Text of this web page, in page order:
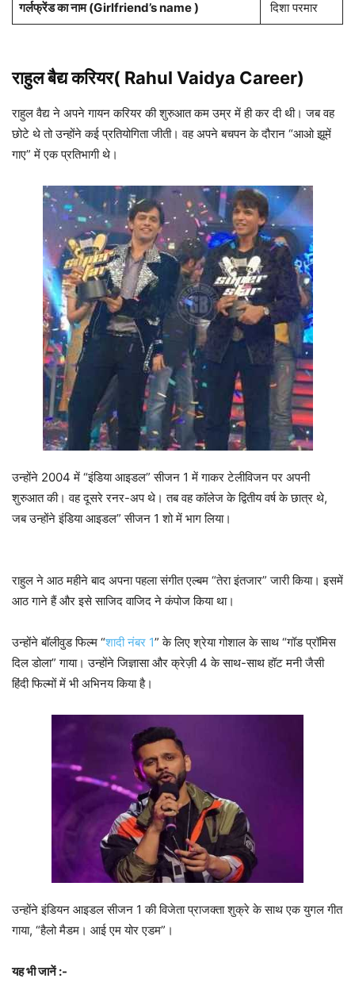
गर्लफ्रेंड का नाम (Girlfriend’s name ) दिशा परमार
राहुल बैद्य करियर( Rahul Vaidya Career)
राहुल वैद्य ने अपने गायन करियर की शुरुआत कम उम्र में ही कर दी थी। जब वह
छोटे थे तो उन्होंने कई प्रतियोगिता जीती। वह अपने बचपन के दौरान “आओ झूमें
गाए” में एक प्रतिभागी थे।
उन्होंने 2004 में “इंडिया आइडल” सीजन 1 में गाकर टेलीविजन पर अपनी
शुरुआत की। वह दूसरे रनर-अप थे। तब वह कॉलेज के द्वितीय वर्ष के छात्र थे,
जब उन्होंने इंडिया आइडल” सीजन 1 शो में भाग लिया।
राहुल ने आठ महीने बाद अपना पहला संगीत एल्बम “तेरा इंतजार” जारी किया। इसमें
आठ गाने हैं और इसे साजिद वाजिद ने कंपोज किया था।
उन्होंने बॉलीवुड फिल्म “शादी नंबर 1” के लिए श्रेया गोशाल के साथ “गॉड प्रॉमिस
दिल डोला” गाया। उन्होंने जिज्ञासा और क्रेज़ी 4 के साथ-साथ हॉट मनी जैसी
हिंदी फिल्मों में भी अभिनय किया है।
उन्होंने इंडियन आइडल सीजन 1 की विजेता प्राजक्ता शुक्रे के साथ एक युगल गीत
गाया, “हैलो मैडम। आई एम योर एडम”।
यह भी जानें :-